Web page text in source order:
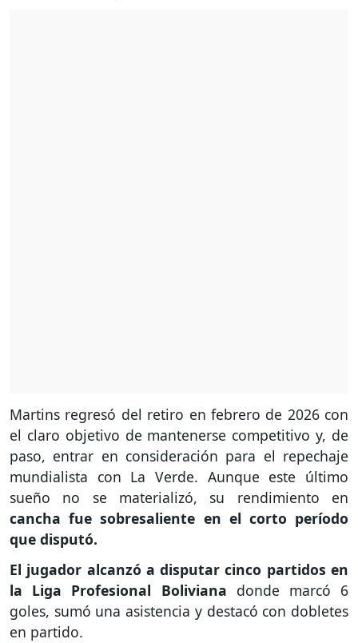
Martins regresó del retiro en febrero de 2026 con
el claro objetivo de mantenerse competitivo y, de
paso, entrar en consideración para el repechaje
mundialista con La Verde. Aunque este último
sueño no se materializó, su rendimiento en
cancha fue sobresaliente en el corto período
que disputó.
El jugador alcanzó a disputar cinco partidos en
la Liga Profesional Boliviana donde marcó 6
goles, sumó una asistencia y destacó con dobletes
en partido.